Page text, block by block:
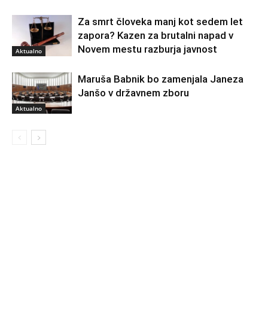
Aktualno
Za smrt človeka manj kot sedem let
zapora? Kazen za brutalni napad v
Novem mestu razburja javnost
Aktualno
Maruša Babnik bo zamenjala Janeza
Janšo v državnem zboru